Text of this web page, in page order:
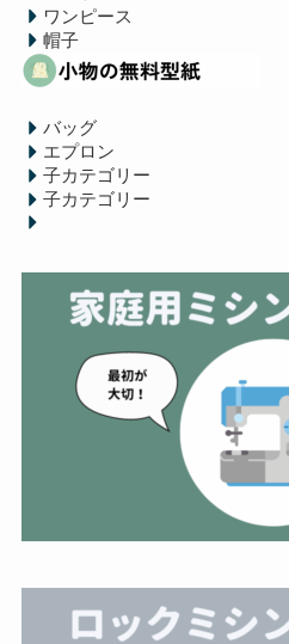
ワンピース
帽子
バッグ
エプロン
子カテゴリー
子カテゴリー